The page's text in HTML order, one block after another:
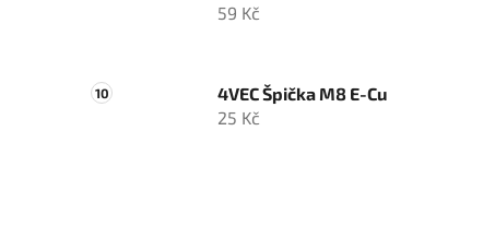
59 Kč
4VEC Špička M8 E-Cu
25 Kč